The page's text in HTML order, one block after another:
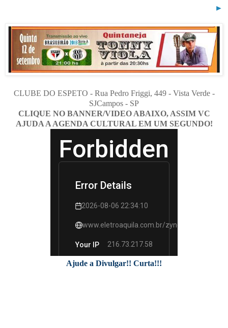
►
CLUBE DO ESPETO - Rua Pedro Friggi, 449 - Vista Verde -
SJCampos - SP
CLIQUE NO BANNER/VIDEO ABAIXO, ASSIM VC
AJUDA A AGENDA CULTURAL EM UM SEGUNDO!
Ajude a Divulgar!! Curta!!!